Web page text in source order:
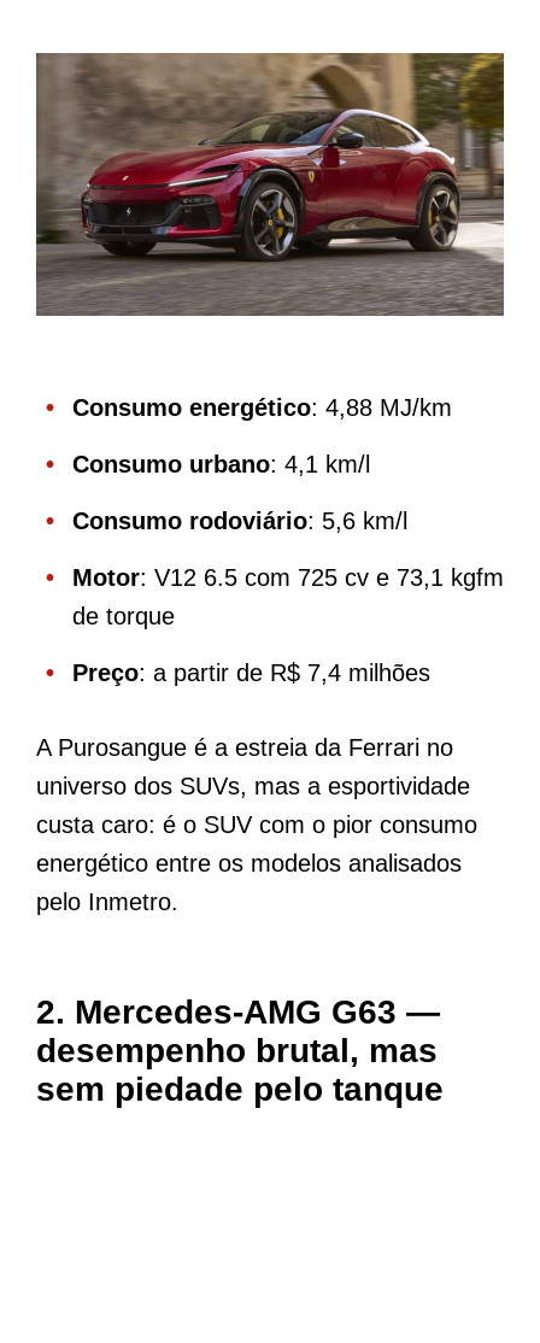
Consumo energético: 4,88 MJ/km
Consumo urbano: 4,1 km/l
Consumo rodoviário: 5,6 km/l
Motor: V12 6.5 com 725 cv e 73,1 kgfm
de torque
Preço: a partir de R$ 7,4 milhões
A Purosangue é a estreia da Ferrari no
universo dos SUVs, mas a esportividade
custa caro: é o SUV com o pior consumo
energético entre os modelos analisados
pelo Inmetro.
2. Mercedes-AMG G63 —
desempenho brutal, mas
sem piedade pelo tanque